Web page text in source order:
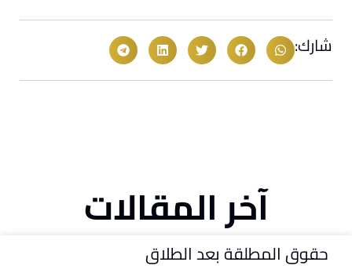
شارك:
آخر المقالات
حقوق المطلقة بعد الطلاق